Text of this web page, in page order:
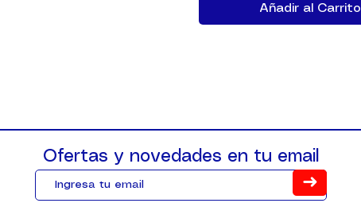
Añadir al Carrito
Ofertas y novedades en tu email
➜